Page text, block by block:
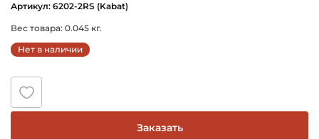
Артикул: 6202-2RS (Kabat)
Вес товара: 0.045 кг.
Нет в наличии
Заказать